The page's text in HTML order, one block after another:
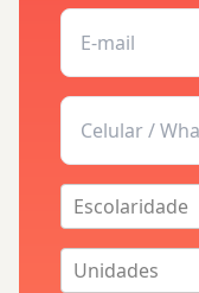
Escolaridade
Unidades